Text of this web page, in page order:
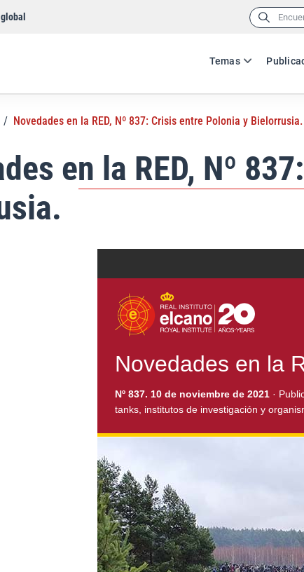
Buscar:
Temas
/ Novedades en la RED, Nº 837: Crisis entre Polonia y Bielorrusia.
en la RED, Nº